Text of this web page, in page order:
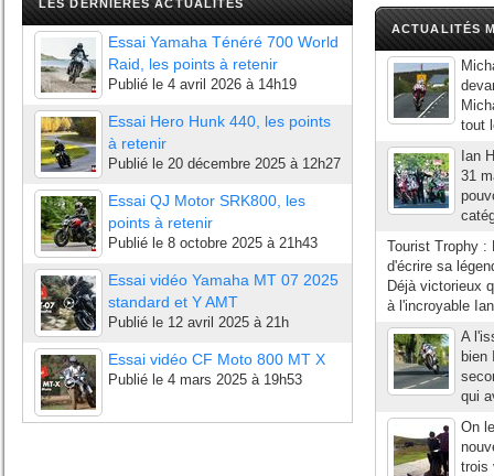
LES DERNIÈRES ACTUALITÉS
Essai Yamaha Ténéré 700 World
Raid, les points à retenir
Publié le 4 avril 2026 à 14h19
Essai Hero Hunk 440, les points
à retenir
Publié le 20 décembre 2025 à 12h27
Essai QJ Motor SRK800, les
points à retenir
Publié le 8 octobre 2025 à 21h43
Essai vidéo Yamaha MT 07 2025
standard et Y AMT
Publié le 12 avril 2025 à 21h
Essai vidéo CF Moto 800 MT X
Publié le 4 mars 2025 à 19h53
ACTUALITÉS
tout
Ian
31
Tourist Trophy :
d'écrire sa
Déjà victorieux
à l'incroyable
A
bien
qui
On
trois